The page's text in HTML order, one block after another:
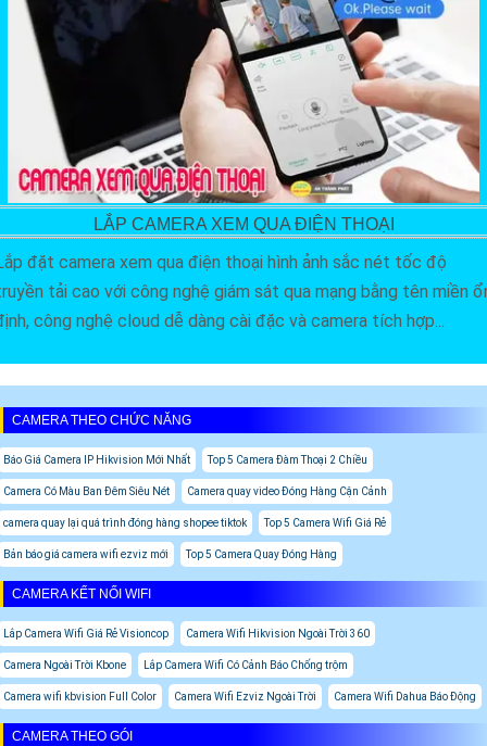
LẮP CAMERA XEM QUA ĐIỆN THOẠI
đặt camera xem qua điện thoại hình ảnh sắc nét tốc độ
tải cao với công nghệ giám sát qua mạng bằng tên miền
công nghệ cloud dễ dàng cài đặc và camera tích hợp...
CAMERA THEO CHỨC NĂNG
Báo Giá Camera IP Hikvision Mới Nhất Top 5 Camera Đàm Thoại 2 Chiều
Camera Có Màu Ban Đêm Siêu Nét Camera quay video Đóng Hàng Cận Cảnh
camera quay lại quá trình đóng hàng shopee tiktok Top 5 Camera Wifi Giá Rẻ
Bản báo giá camera wifi ezviz mới Top 5 Camera Quay Đóng Hàng
CAMERA KẾT NỐI WIFI
Lắp Camera Wifi Giá Rẻ Visioncop Camera Wifi Hikvision Ngoài Trời 360
Camera Ngoài Trời Kbone Lắp Camera Wifi Có Cảnh Báo Chống trộm
Camera wifi kbvision Full Color Camera Wifi Ezviz Ngoài Trời Camera Wifi Dahua Báo Động
CAMERA THEO GÓI